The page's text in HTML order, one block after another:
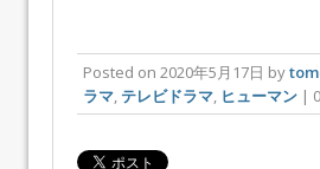
Posted on 2020年5月17日 by
ラマ テレビドラマ ヒューマン |